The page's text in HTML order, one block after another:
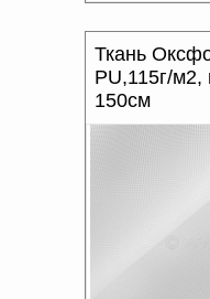
Ткань
PU,115г/м2,
150см